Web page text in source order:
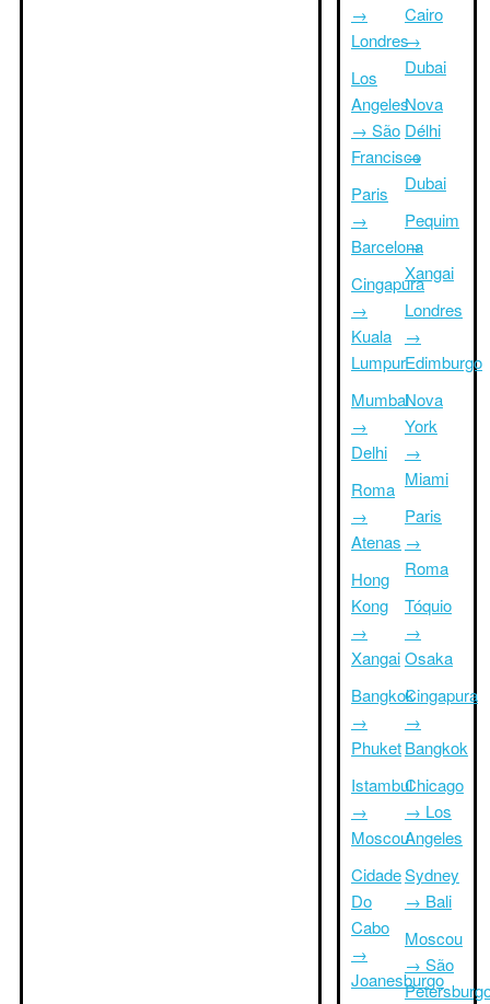
→
Londres
Los
Angeles
→ São
Francisco
Paris
→
Barcelona
Cingapura
→
Kuala
Lumpur
Mumbai
→
Delhi
Roma
→
Atenas
Hong
Kong
→
Xangai
Bangkok
→
Phuket
Istambul
→
Moscou
Cidade
Do
Cabo
→
Joanesburgo
Cairo
→
Dubai
Nova
Délhi
→
Dubai
Pequim
→
Xangai
Londres
→
Edimburgo
Nova
York
→
Miami
Paris
→
Roma
Tóquio
→
Osaka
Cingapura
→
Bangkok
Chicago
→ Los
Angeles
Sydney
→ Bali
Moscou
→ São